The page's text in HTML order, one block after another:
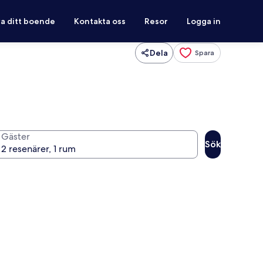
ditt boende Kontakta oss Resor Logga in
Dela Spara
Gäster
Sök